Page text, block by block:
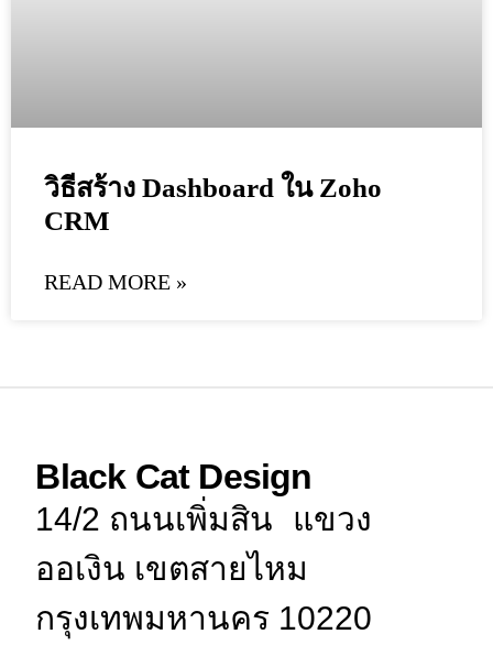
วิธีสร้าง Dashboard ใน Zoho
CRM
READ MORE »
Black Cat Design
14/2 ถนนเพิ่มสิน แขวง
ออเงิน เขตสายไหม
กรุงเทพมหานคร 10220